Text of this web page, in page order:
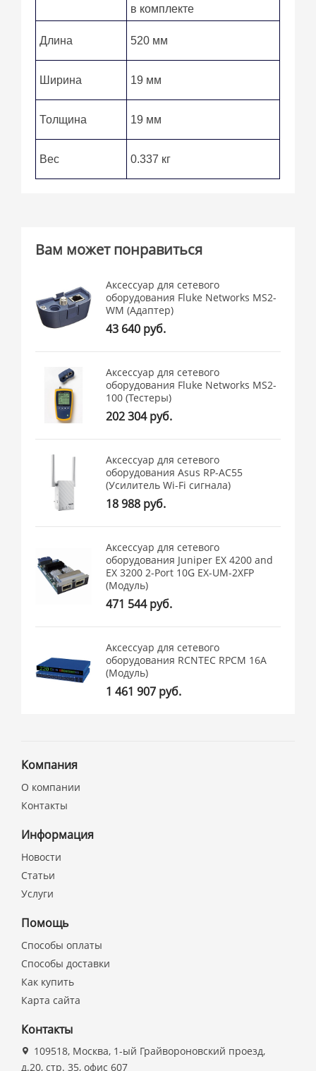
в комплекте
Длина 520 мм
Ширина 19 мм
Толщина 19 мм
Вес 0.337 кг
Вам может понравиться
Аксессуар для сетевого
оборудования Fluke Networks MS2-
WM (Адаптер)
43 640 руб.
Аксессуар для сетевого
оборудования Fluke Networks MS2-
100 (Тестеры)
202 304 руб.
Аксессуар для сетевого
оборудования Asus RP-AC55
(Усилитель Wi-Fi сигнала)
18 988 руб.
Аксессуар для сетевого
оборудования Juniper EX 4200 and
EX 3200 2-Port 10G EX-UM-2XFP
(Модуль)
471 544 руб.
Аксессуар для сетевого
оборудования RCNTEC RPCM 16A
(Модуль)
1 461 907 руб.
Компания
О компании
Контакты
Информация
Новости
Статьи
Услуги
Помощь
Способы оплаты
Способы доставки
Как купить
Карта сайта
Контакты
109518, Москва, 1-ый Грайвороновский проезд,
д.20, стр. 35, офис 607